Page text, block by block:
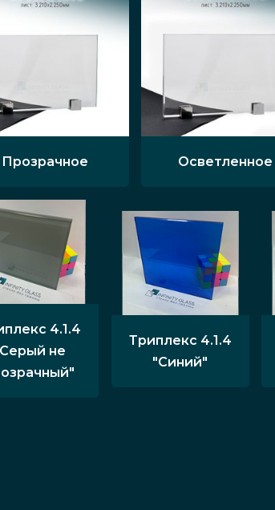
Прозрачное Осветленное
4.1.4
не
Триплекс 4.1.4
"Синий"